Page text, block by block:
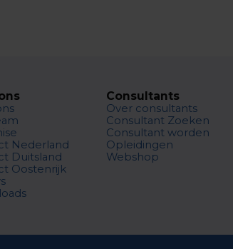
Nederland
Duitsland
Oostenrijk
Consultants
Over consultants
Consultant Zoeken
Consultant worden
Opleidingen
Webshop